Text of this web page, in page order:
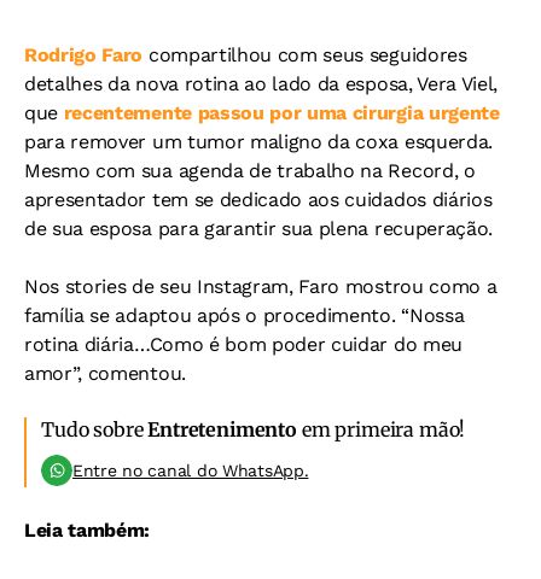
Rodrigo Faro compartilhou com seus seguidores
detalhes da nova rotina ao lado da esposa, Vera Viel,
que recentemente passou por uma cirurgia urgente
para remover um tumor maligno da coxa esquerda.
Mesmo com sua agenda de trabalho na Record, o
apresentador tem se dedicado aos cuidados diários
de sua esposa para garantir sua plena recuperação.
Nos stories de seu Instagram, Faro mostrou como a
família se adaptou após o procedimento. “Nossa
rotina diária…Como é bom poder cuidar do meu
amor”, comentou.
Tudo sobreEntretenimento em primeira mão!
Entre no canal do WhatsApp.
Leia também: